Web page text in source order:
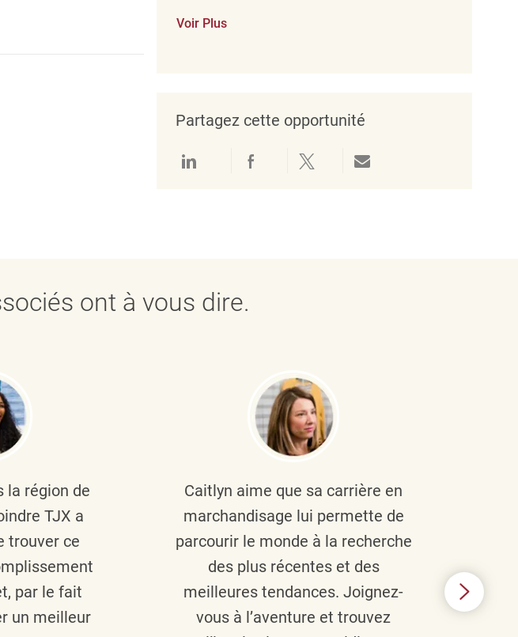
Voir Plus
Partagez cette opportunité
Partager via LinkedInPartager via Facebook
Partager via twitterPartager par e-mail
ont à vous dire.
la région de
TJX a
trouver ce
par le fait
un meilleur
Caitlyn aime que sa carrière en
marchandisage lui permette de
parcourir le monde à la recherche
des plus récentes et des
meilleures tendances. Joignez-
vous à l’aventure et trouvez